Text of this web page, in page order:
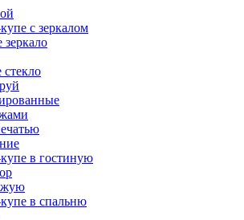
с зеркалом
в гостиную
в спальню